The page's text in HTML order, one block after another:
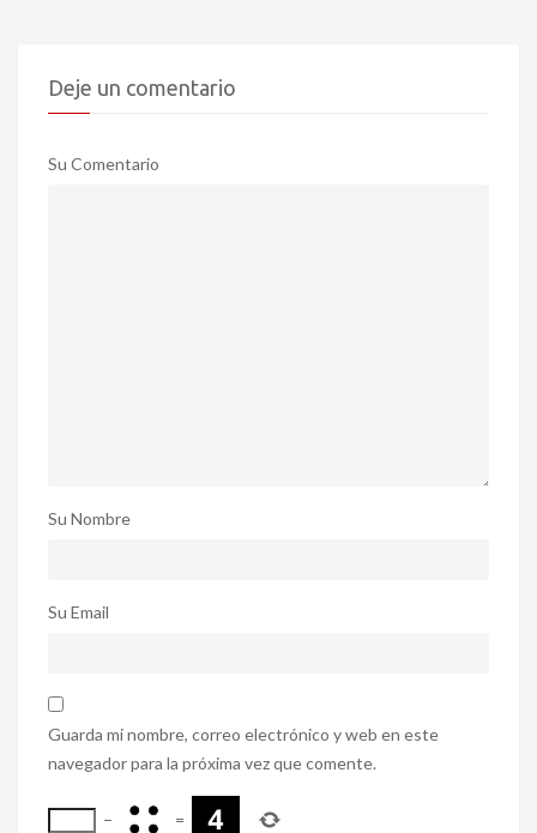
Deje un comentario
Su Comentario
Su Nombre
Su Email
Guarda mi nombre, correo electrónico y web en este
navegador para la próxima vez que comente.
− =